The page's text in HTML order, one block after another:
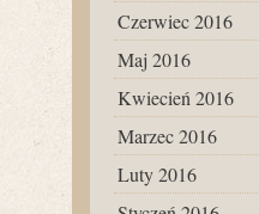
Czerwiec 2016
Maj 2016
Kwiecień 2016
Marzec 2016
Luty 2016